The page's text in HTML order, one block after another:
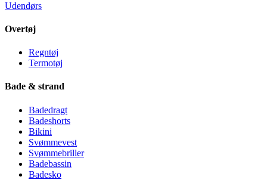
Udendørs
Overtøj
Regntøj
Termotøj
Bade & strand
Badedragt
Badeshorts
Bikini
Svømmevest
Svømmebriller
Badebassin
Badesko